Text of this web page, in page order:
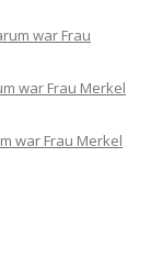
war Frau
war Frau Merkel
war Frau Merkel